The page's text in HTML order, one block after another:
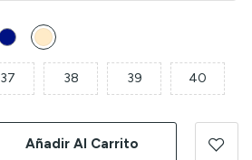
MarinoBeig
37 38 39 40
Añadir Al Carrito